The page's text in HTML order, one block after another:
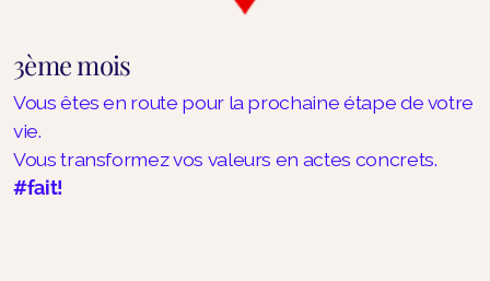
3ème mois
Vous êtes en route pour la prochaine étape de votre
vie.
Vous transformez vos valeurs en actes concrets.
#fait!